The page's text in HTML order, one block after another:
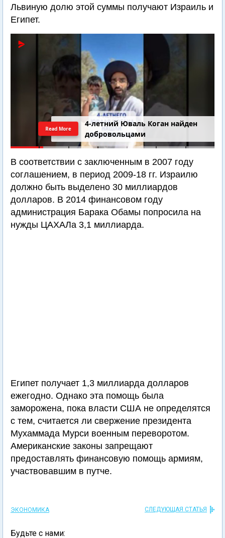
Львиную долю этой суммы получают Израиль и
Египет.
4-летний Юваль Коган найден
добровольцами
Read More
В соответствии с заключенным в 2007 году
соглашением, в период 2009-18 гг. Израилю
должно быть выделено 30 миллиардов
долларов. В 2014 финансовом году
администрация Барака Обамы попросила на
нужды ЦАХАЛа 3,1 миллиарда.
Египет получает 1,3 миллиарда долларов
ежегодно. Однако эта помощь была
заморожена, пока власти США не определятся
с тем, считается ли свержение президента
Мухаммада Мурси военным переворотом.
Американские законы запрещают
предоставлять финансовую помощь армиям,
участвовавшим в путче.
ЭКОНОМИКА СЛЕДУЮЩАЯ СТАТЬЯ
Будьте с нами: